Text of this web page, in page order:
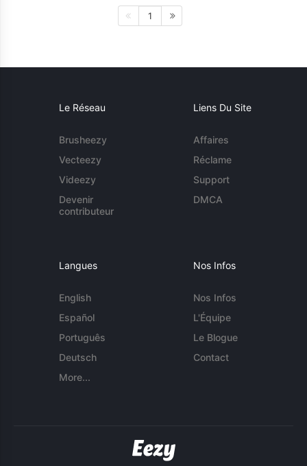
1
Le Réseau
Brusheezy
Vecteezy
Videezy
Devenir
contributeur
Liens Du Site
Affaires
Réclame
Support
DMCA
Langues
English
Español
Português
Deutsch
More...
Nos Infos
Nos Infos
L'Équipe
Le Blogue
Contact